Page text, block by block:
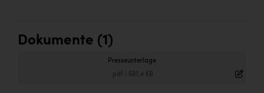
Dokumente (1)
Presseunterlage
.pdf 687,4 KB